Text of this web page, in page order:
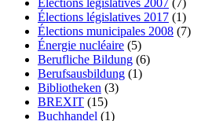
Élections législatives 2007 (7)
Élections législatives 2017 (1)
Élections municipales 2008 (7)
Énergie nucléaire (5)
Berufliche Bildung (6)
Berufsausbildung (1)
Bibliotheken (3)
BREXIT (15)
Buchhandel (1)